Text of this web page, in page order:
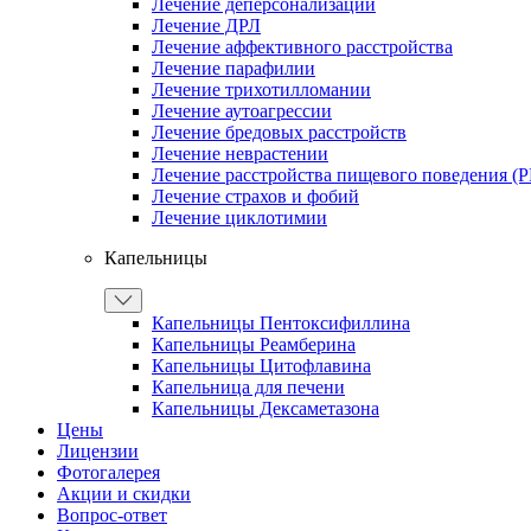
Лечение деперсонализации
Лечение ДРЛ
Лечение аффективного расстройства
Лечение парафилии
Лечение трихотилломании
Лечение аутоагрессии
Лечение бредовых расстройств
Лечение неврастении
Лечение расстройства пищевого поведения
Лечение страхов и фобий
Лечение циклотимии
Капельницы
Капельницы Пентоксифиллина
Капельницы Реамберина
Капельницы Цитофлавина
Капельница для печени
Капельницы Дексаметазона
Цены
Лицензии
Фотогалерея
Акции и скидки
Вопрос-ответ